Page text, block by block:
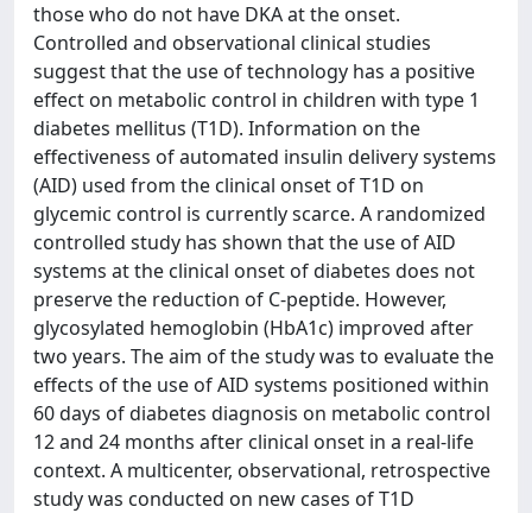
those who do not have DKA at the onset.
Controlled and observational clinical studies
suggest that the use of technology has a positive
effect on metabolic control in children with type 1
diabetes mellitus (T1D). Information on the
effectiveness of automated insulin delivery systems
(AID) used from the clinical onset of T1D on
glycemic control is currently scarce. A randomized
controlled study has shown that the use of AID
systems at the clinical onset of diabetes does not
preserve the reduction of C-peptide. However,
glycosylated hemoglobin (HbA1c) improved after
two years. The aim of the study was to evaluate the
effects of the use of AID systems positioned within
60 days of diabetes diagnosis on metabolic control
12 and 24 months after clinical onset in a real-life
context. A multicenter, observational, retrospective
study was conducted on new cases of T1D